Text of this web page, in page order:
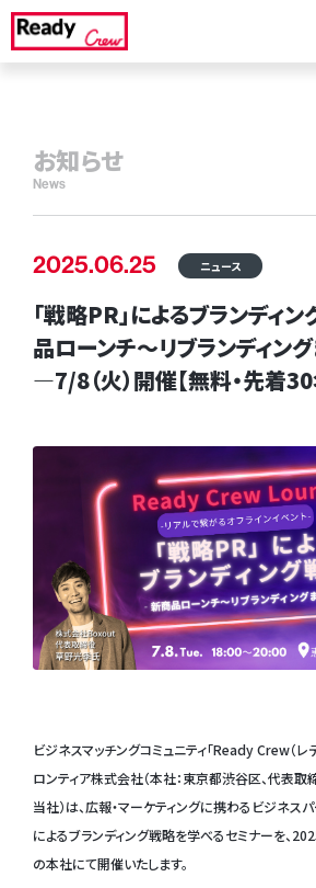
お知らせ
News
2025.06.25 ニュース
「戦略PR」によるブランディ
品ローンチ～リブランディン
―7/8（火）開催【無料・先着30
ビジネスマッチングコミュニティ「Ready Crew（レ
ロンティア株式会社（本社：東京都渋谷区、代表取
当社）は、広報・マーケティングに携わるビジネス
によるブランディング戦略を学べるセミナーを、
の本社にて開催いたします。